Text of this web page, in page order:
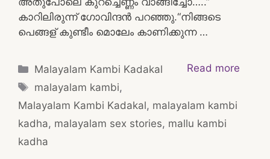
കാറിലിരുന്ന് ഗോവിന്ദൻ പറഞ്ഞു.“നിങ്ങടെ
പെങ്ങള് കുണ്ടീം മൊലേം കാണിക്കുന്ന …
Read more
Categories
Malayalam Kambi Kadakal
Tags
malayalam kambi,
Malayalam Kambi Kadakal, malayalam kambi
kadha, malayalam sex stories, mallu kambi
kadha